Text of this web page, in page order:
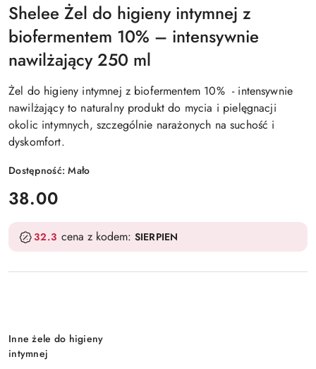
Shelee Żel do higieny intymnej z
biofermentem 10% – intensywnie
nawilżający 250 ml
Żel do higieny intymnej z biofermentem 10% - intensywnie
nawilżający to naturalny produkt do mycia i pielęgnacji
okolic intymnych, szczególnie narażonych na suchość i
dyskomfort.
Dostępność:Mało
cena:
38.00
32.3 cena z kodem: SIERPIEN
Wariant
Inne żele do higieny
intymnej